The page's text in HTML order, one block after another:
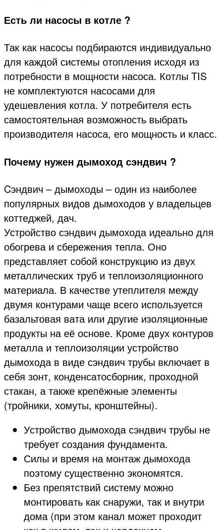
Есть ли насосы в котле ?
Так как насосы подбираются индивидуально
для каждой системы отопления исходя из
потребности в мощности насоса. Котлы TIS
не комплектуются насосами для
удешевления котла. У потребителя есть
самостоятельная возможность выбрать
производителя насоса, его мощность и класс.
Почему нужен дымоход сэндвич ?
Cэндвич – дымоходы – один из наиболее
популярных видов дымоходов у владельцев
коттеджей, дач.
Устройство сэндвич дымохода идеально для
обогрева и сбережения тепла. Оно
представляет собой конструкцию из двух
металлических труб и теплоизоляционного
материала. В качестве утеплителя между
двумя контурами чаще всего используется
базальтовая вата или другие изоляционные
продукты на её основе. Кроме двух контуров
металла и теплоизоляции устройство
дымохода в виде сэндвич трубы включает в
себя зонт, конденсатосборник, проходной
стакан, а также крепёжные элементы
(тройники, хомуты, кронштейны).
Устройство дымохода сэндвич трубы не
требует создания фундамента.
Силы и время на монтаж дымохода
поэтому существенно экономятся.
Без препятствий систему можно
монтировать как снаружи, так и внутри
дома (при этом канал может проходит